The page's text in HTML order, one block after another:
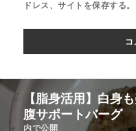
ドレス、サイトを保存する。
【脂身活用】白身
腹サポートバーグ
内で公開